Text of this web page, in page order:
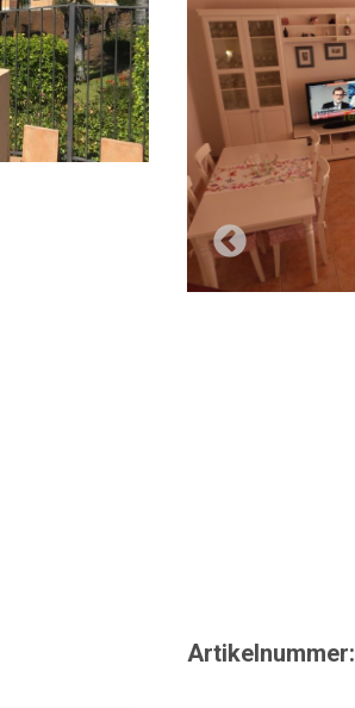
Artikelnummer: